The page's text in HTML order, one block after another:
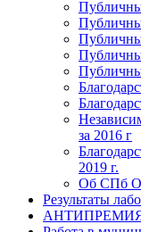
за 2016 г
2019 г.
Об СПб
Результаты